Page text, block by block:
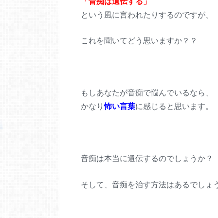
という風に言われたりするのですが、
これを聞いてどう思いますか？？
もしあなたが音痴で悩んでいるなら、
かなり怖い言葉に感じると思います。
音痴は本当に遺伝するのでしょうか？
そして、音痴を治す方法はあるでしょ